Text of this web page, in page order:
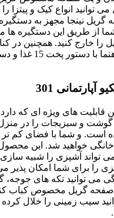
توانید انواع کیک و پیتزا
گریل نینجا مجهز به
طریق این دستگیره ها می
را خارج کنید. همچنین در
یک عدد دفترچه
301
قابلیت های ویژه ای که
گوشت و سبزیجات را در
است. و شما با فضای کم تر و
خواهید شد. این محصول
تواند آشپزی را شبیه سازی
را برای شما امکان پذیر
می توانید تکه های
صفحه گریل مخصوص کباب
سیب زمینی را خلال کرده